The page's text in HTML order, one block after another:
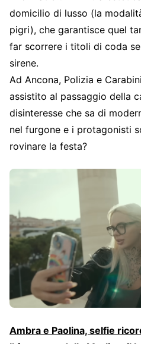
domicilio di lusso (la
pigri), che garantisce quel
far scorrere i titoli di coda
sirene.
Ad Ancona, Polizia e
assistito al passaggio della
disinteresse che sa di
nel furgone e i protagonisti
rovinare la festa?
Ambra e Paolina, selfie